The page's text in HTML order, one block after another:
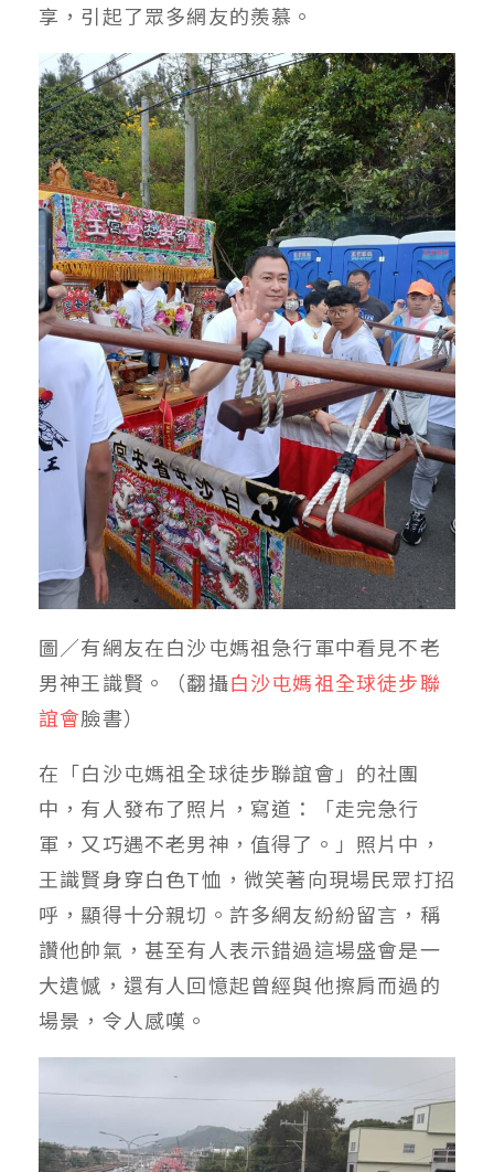
享，引起了眾多網友的羨慕。
圖／有網友在白沙屯媽祖急行軍中看見不老
男神王識賢。（翻攝白沙屯媽祖全球徒步聯
誼會臉書）
在「白沙屯媽祖全球徒步聯誼會」的社團
中，有人發布了照片，寫道：「走完急行
軍，又巧遇不老男神，值得了。」照片中，
王識賢身穿白色T恤，微笑著向現場民眾打招
呼，顯得十分親切。許多網友紛紛留言，稱
讚他帥氣，甚至有人表示錯過這場盛會是一
大遺憾，還有人回憶起曾經與他擦肩而過的
場景，令人感嘆。